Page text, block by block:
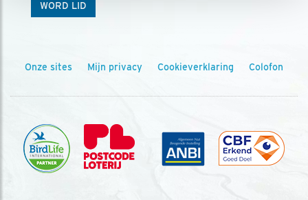
WORD LID
Onze sites Mijn privacy Cookieverklaring Colofon